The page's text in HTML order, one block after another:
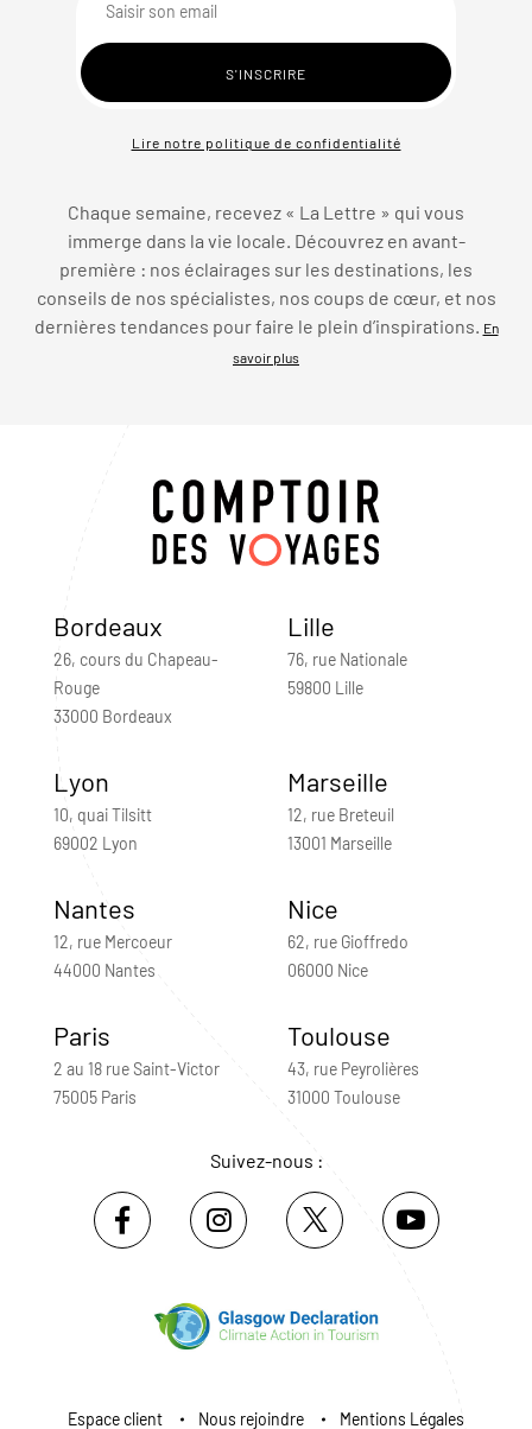
Lire notre politique de confidentialité
Chaque semaine, recevez « La Lettre » qui vous
immerge dans la vie locale. Découvrez en avant-
première : nos éclairages sur les destinations, les
conseils de nos spécialistes, nos coups de cœur, et nos
dernières tendances pour faire le plein d’inspirations. En
savoir plus
Bordeaux
26, cours du Chapeau-
Rouge
33000 Bordeaux
Lille
76, rue Nationale
59800 Lille
Lyon
10, quai Tilsitt
69002 Lyon
Marseille
12, rue Breteuil
13001 Marseille
Nantes
12, rue Mercoeur
44000 Nantes
Nice
62, rue Gioffredo
06000 Nice
Paris
2 au 18 rue Saint-Victor
75005 Paris
Toulouse
43, rue Peyrolières
31000 Toulouse
Suivez-nous :
Espace client Nous rejoindre Mentions Légales